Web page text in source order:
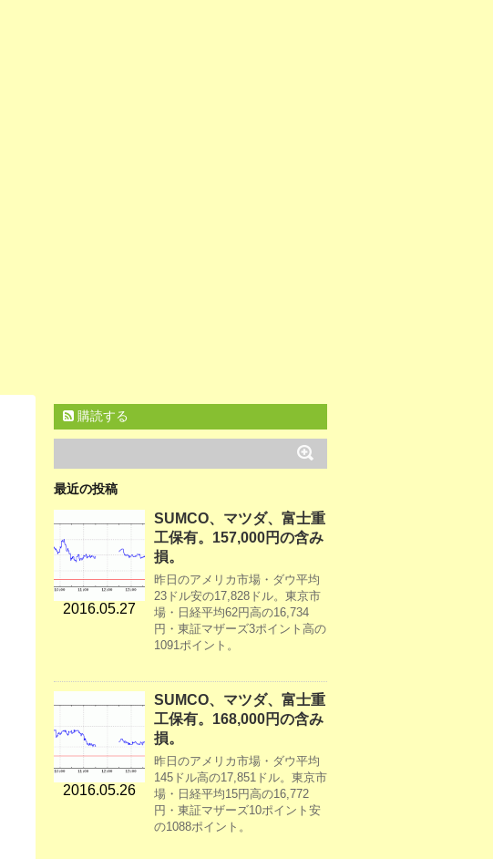
購読する
最近の投稿
2016.05.27
SUMCO、マツダ、富士重
工保有。157,000円の含み
損。
昨日のアメリカ市場・ダウ平均
23ドル安の17,828ドル。東京市
場・日経平均62円高の16,734
円・東証マザーズ3ポイント高の
1091ポイント。
2016.05.26
SUMCO、マツダ、富士重
工保有。168,000円の含み
損。
昨日のアメリカ市場・ダウ平均
145ドル高の17,851ドル。東京市
場・日経平均15円高の16,772
円・東証マザーズ10ポイント安
の1088ポイント。